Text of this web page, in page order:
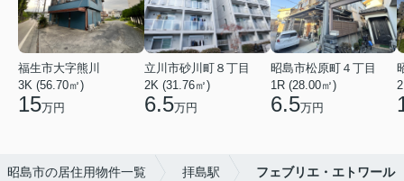
福生市大字熊川
3K (56.70㎡)
15万円
立川市砂川町８丁目
2K (31.76㎡)
6.5万円
昭島市松原町４丁目
1R (28.00㎡)
6.5万円
昭島市の居住用物件一覧 拝島駅 フェブリエ・エトワール